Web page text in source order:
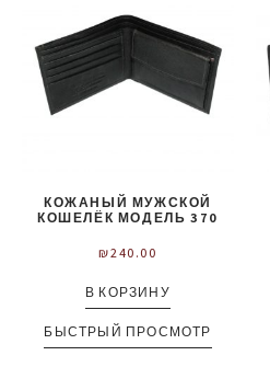
КОЖАНЫЙ МУЖСКОЙ
КОШЕЛЁК МОДЕЛЬ 370
₪240.00
В КОРЗИНУ
БЫСТРЫЙ ПРОСМОТР